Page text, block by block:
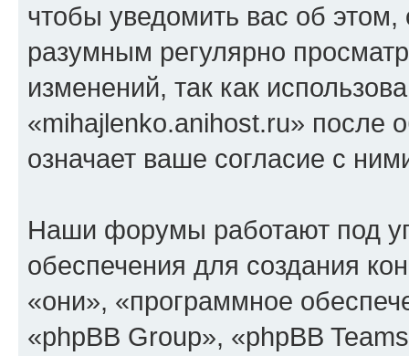
чтобы уведомить вас об
разумным регулярно
изменений, так как
«mihajlenko.anihost.ru» после
означает ваше согласие с
Наши форумы работают под
обеспечения для создания
«они», «программное
«phpBB Group», «phpBB